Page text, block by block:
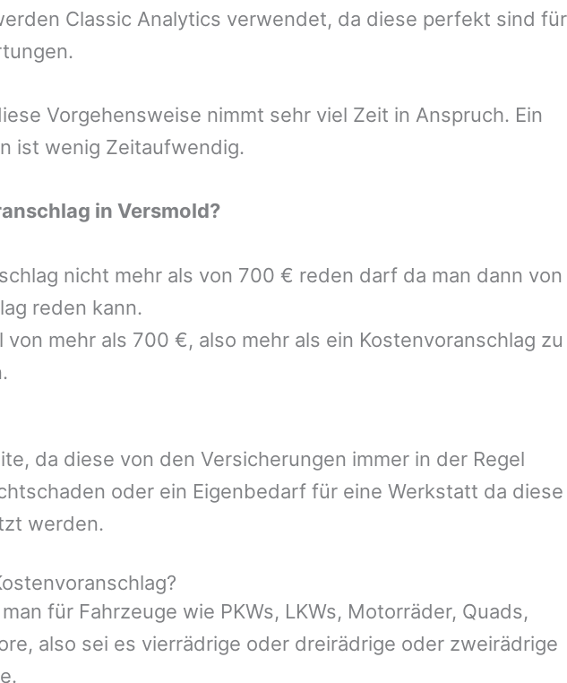
Classic Analytics verwendet, da diese perfekt sind für
Vorgehensweise nimmt sehr viel Zeit in Anspruch. Ein
ist wenig Zeitaufwendig.
in Versmold?
nicht mehr als von 700 € reden darf da man dann von
reden kann.
mehr als 700 €, also mehr als ein Kostenvoranschlag zu
da diese von den Versicherungen immer in der Regel
oder ein Eigenbedarf für eine Werkstatt da diese
werden.
für Fahrzeuge wie PKWs, LKWs, Motorräder, Quads,
also sei es vierrädrige oder dreirädrige oder zweirädrige